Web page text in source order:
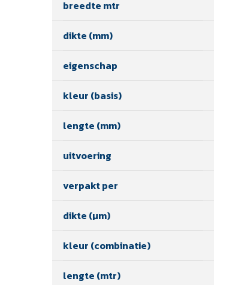
breedte mtr
dikte (mm)
eigenschap
kleur (basis)
lengte (mm)
uitvoering
verpakt per
dikte (µm)
kleur (combinatie)
lengte (mtr)